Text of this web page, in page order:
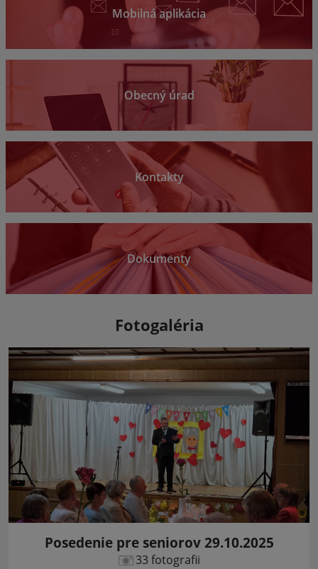
Mobilná aplikácia
Obecný úrad
Kontakty
Dokumenty
Fotogaléria
Posedenie pre seniorov 29.10.2025
33 fotografii